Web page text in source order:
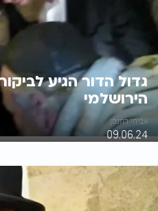
גדול הדור הגיע
הירושלמי
אביחי רוזנמן
09.06.24